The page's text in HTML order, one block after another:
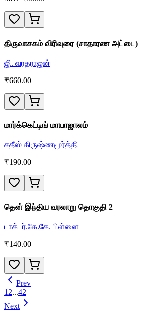
திருவாசகம் விரிவுரை (சாதாரண அட்டை)
ஜி. வரதராஜன்
₹660.00
மார்க்கெட்டிங் மாயாஜாலம்
சதீஸ் கிருஷ்ணமூர்த்தி
₹190.00
தென் இந்திய வரலாறு தொகுதி 2
டாக்டர்.கே.கே. பிள்ளை
₹140.00
Prev
1 2...42
Next